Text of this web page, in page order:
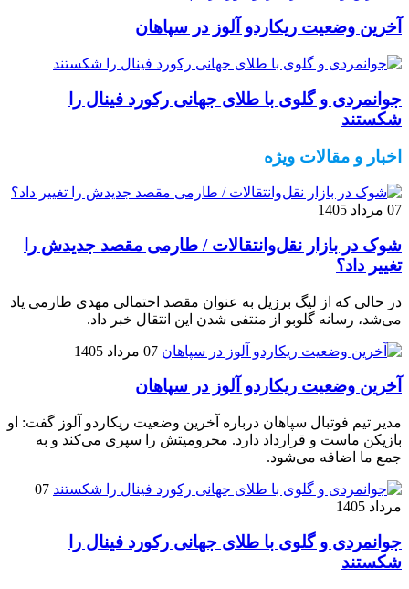
آخرین وضعیت ریکاردو آلوز در سپاهان
جوانمردی و گلوی با طلای جهانی رکورد فینال را
شکستند
اخبار و مقالات ویژه
07 مرداد 1405
شوک در بازار نقل‌وانتقالات / طارمی مقصد جدیدش را
تغییر داد؟
در حالی که از لیگ برزیل به عنوان مقصد احتمالی مهدی طارمی یاد
می‌شد، رسانه گلوبو از منتفی شدن این انتقال خبر داد.
07 مرداد 1405
آخرین وضعیت ریکاردو آلوز در سپاهان
مدیر تیم فوتبال سپاهان درباره آخرین وضعیت ریکاردو آلوز گفت: او
بازیکن ماست و قرارداد دارد. محرومیتش را سپری می‌کند و به
جمع ما اضافه می‌شود.
07
مرداد 1405
جوانمردی و گلوی با طلای جهانی رکورد فینال را
شکستند